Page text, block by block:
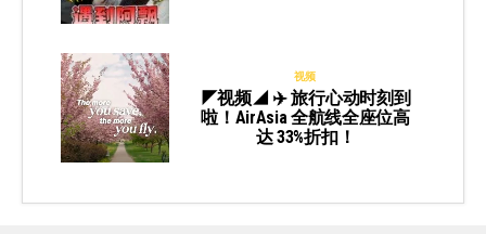
视频
◤视频◢ ✈️ 旅行心动时刻到
啦！AirAsia 全航线全座位高
达 33%折扣！